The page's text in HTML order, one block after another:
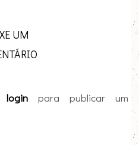
UM
login para publicar um